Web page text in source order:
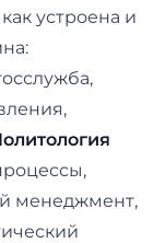
устроена и
менеджмент,